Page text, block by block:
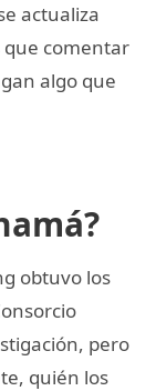
actualiza
comentar
algo que
obtuvo los
pero
quién los